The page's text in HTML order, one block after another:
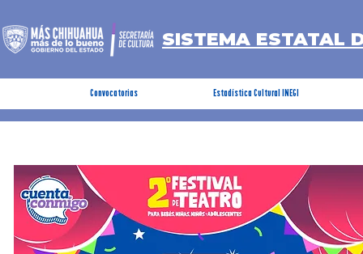
SISTEMA ESTATAL
Convocatorias Estadística Cultural INEGI